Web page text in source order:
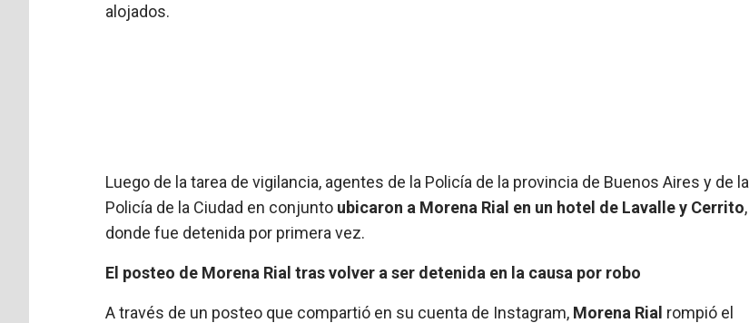
alojados.
Luego de la tarea de vigilancia, agentes de la Policía de la provincia de Buenos Aires y de la
Policía de la Ciudad en conjunto ubicaron a Morena Rial en un hotel de Lavalle y Cerrito,
donde fue detenida por primera vez.
El posteo de Morena Rial tras volver a ser detenida en la causa por robo
A través de un posteo que compartió en su cuenta de Instagram, Morena Rial rompió el